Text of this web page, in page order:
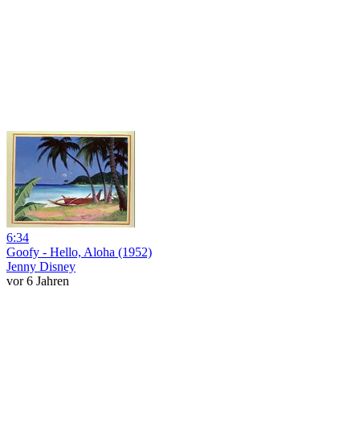
6:34
Goofy - Hello, Aloha (1952)
Jenny Disney
vor 6 Jahren